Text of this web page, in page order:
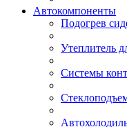
Автокомпоненты
Подогрев
Утеплитель
Системы